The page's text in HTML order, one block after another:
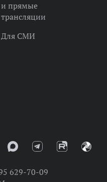
и прямые
трансляции
Для СМИ
629-70-09